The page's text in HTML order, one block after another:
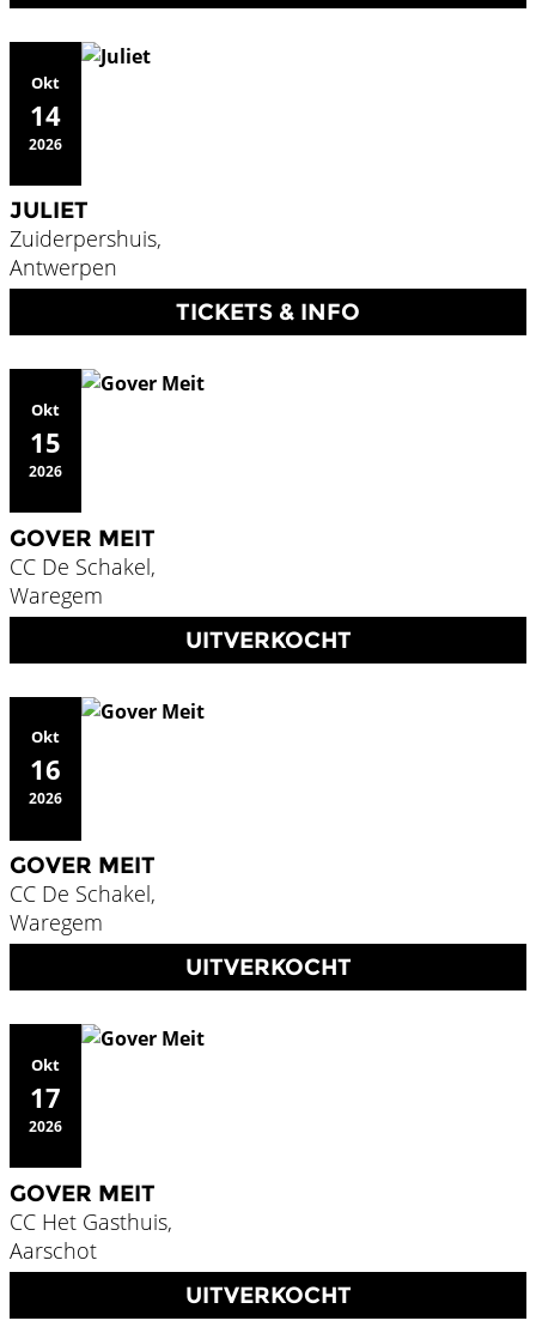
Okt
14
2026
JULIET
Zuiderpershuis,
Antwerpen
TICKETS & INFO
Okt
15
2026
GOVER MEIT
CC De Schakel,
Waregem
UITVERKOCHT
Okt
16
2026
GOVER MEIT
CC De Schakel,
Waregem
UITVERKOCHT
Okt
17
2026
GOVER MEIT
CC Het Gasthuis,
Aarschot
UITVERKOCHT